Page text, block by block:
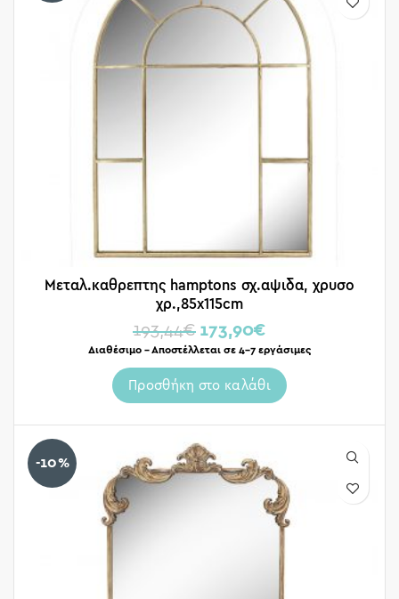
Μεταλ.καθρεπτης hamptons σχ.αψιδα, χρυσο
χρ.,85x115cm
193,44€ 173,90€
Διαθέσιμο – Αποστέλλεται σε 4-7 εργάσιμες
Προσθήκη στο καλάθι
-10%